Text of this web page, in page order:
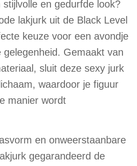
en gedurfde look?
lakjurk uit de Black Level
keuze voor een avondje
gelegenheid. Gemaakt van
sluit deze sexy jurk
waardoor je figuur
manier wordt
en onweerstaanbare
gegarandeerd de